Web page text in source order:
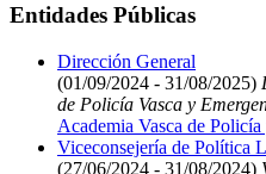
Entidades Públicas
Dirección General
(01/09/2024 - 31/08/2025)
de Policía Vasca y
Academia Vasca de
Viceconsejería de Política
(27/06/2024 - 31/08/2024)